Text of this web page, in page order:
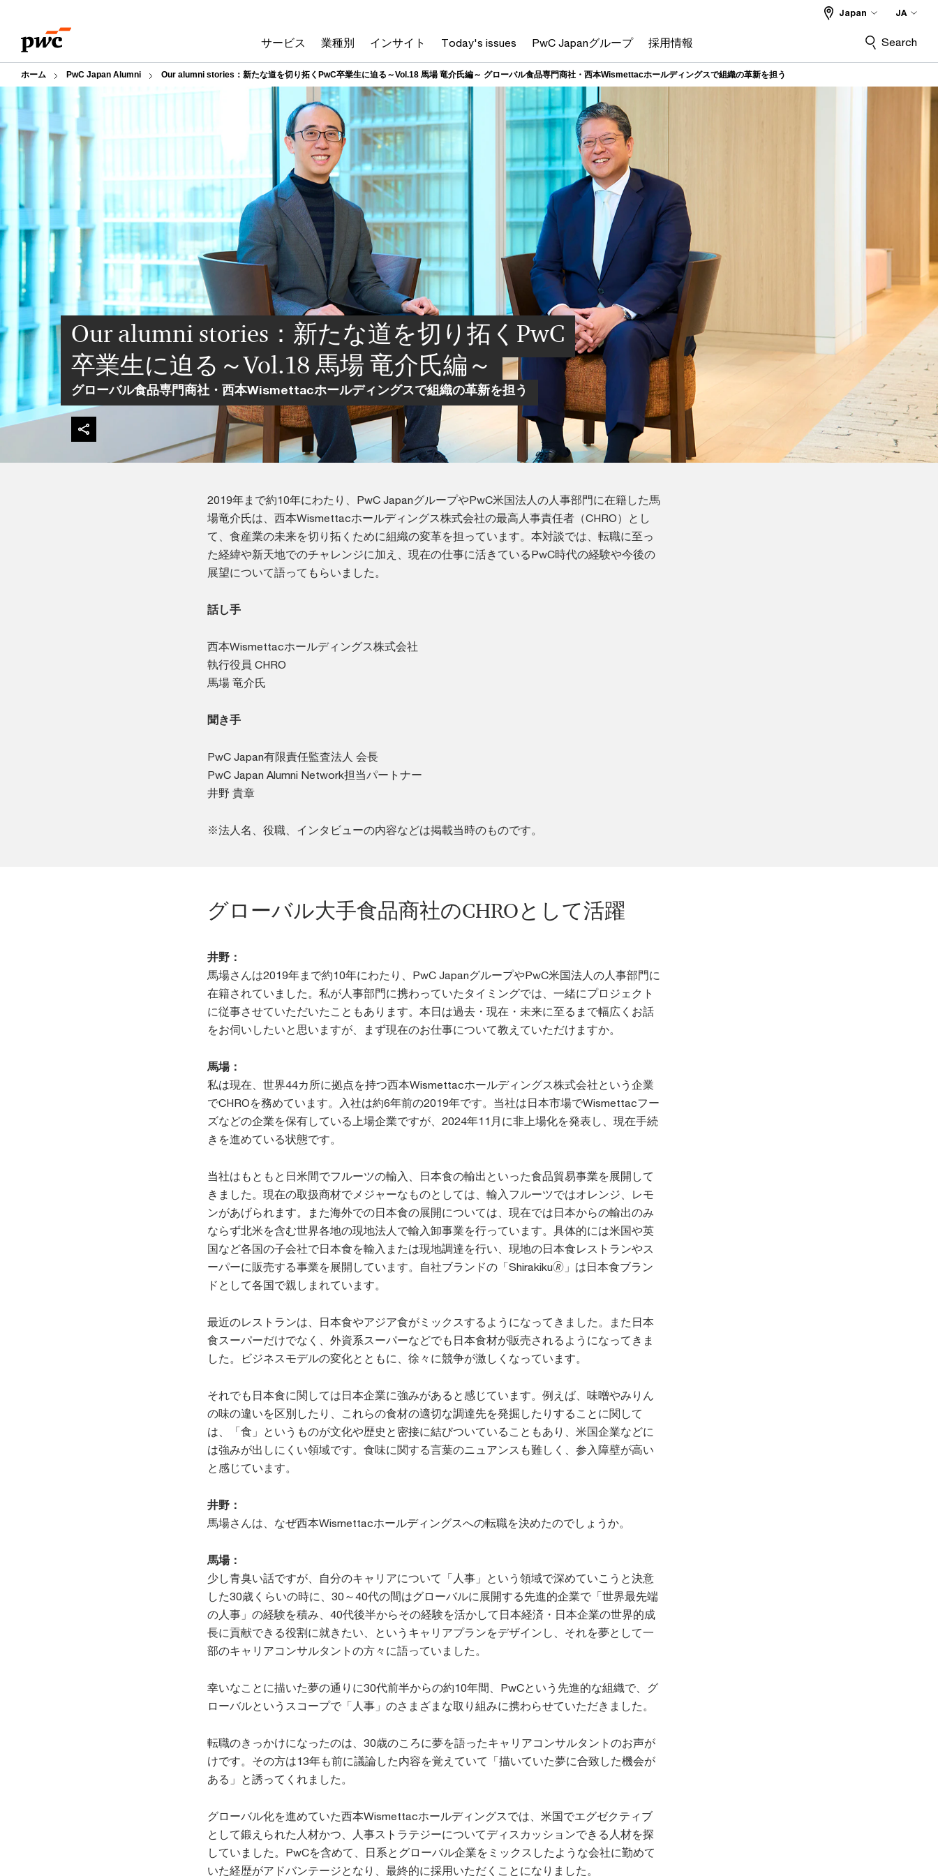
content
footer
サービス 業種別 インサイト Today's issues PwC Japanグループ 採用情報
Japan JA
Search
ホーム PwC Japan Alumni Our alumni stories：新たな道を切り拓くPwC卒業生に迫る～Vol.18 馬場 竜介氏編～ グローバル食品専門商社・西本Wismettacホールディングスで組織の革新を担う
Our alumni stories：新たな道を切り拓くPwC
卒業生に迫る～Vol.18 馬場 竜介氏編～
グローバル食品専門商社・西本Wismettacホールディングスで組織の革新を担う
2019年まで約10年にわたり、PwC JapanグループやPwC米国法人の人事部門に在籍した馬
場竜介氏は、西本Wismettacホールディングス株式会社の最高人事責任者（CHRO）とし
て、食産業の未来を切り拓くために組織の変革を担っています。本対談では、転職に至っ
た経緯や新天地でのチャレンジに加え、現在の仕事に活きているPwC時代の経験や今後の
展望について語ってもらいました。
話し手
西本Wismettacホールディングス株式会社
執行役員 CHRO
馬場 竜介氏
聞き手
PwC Japan有限責任監査法人 会長
PwC Japan Alumni Network担当パートナー
井野 貴章
※法人名、役職、インタビューの内容などは掲載当時のものです。
グローバル大手食品商社のCHROとして活躍
井野：
馬場さんは2019年まで約10年にわたり、PwC JapanグループやPwC米国法人の人事部門に
在籍されていました。私が人事部門に携わっていたタイミングでは、一緒にプロジェクト
に従事させていただいたこともあります。本日は過去・現在・未来に至るまで幅広くお話
をお伺いしたいと思いますが、まず現在のお仕事について教えていただけますか。
馬場：
私は現在、世界44カ所に拠点を持つ西本Wismettacホールディングス株式会社という企業
でCHROを務めています。入社は約6年前の2019年です。当社は日本市場でWismettacフー
ズなどの企業を保有している上場企業ですが、2024年11月に非上場化を発表し、現在手続
きを進めている状態です。
当社はもともと日米間でフルーツの輸入、日本食の輸出といった食品貿易事業を展開して
きました。現在の取扱商材でメジャーなものとしては、輸入フルーツではオレンジ、レモ
ンがあげられます。また海外での日本食の展開については、現在では日本からの輸出のみ
ならず北米を含む世界各地の現地法人で輸入卸事業を行っています。具体的には米国や英
国など各国の子会社で日本食を輸入または現地調達を行い、現地の日本食レストランやス
ーパーに販売する事業を展開しています。自社ブランドの「Shirakiku🄬」は日本食ブラン
ドとして各国で親しまれています。
最近のレストランは、日本食やアジア食がミックスするようになってきました。また日本
食スーパーだけでなく、外資系スーパーなどでも日本食材が販売されるようになってきま
した。ビジネスモデルの変化とともに、徐々に競争が激しくなっています。
それでも日本食に関しては日本企業に強みがあると感じています。例えば、味噌やみりん
の味の違いを区別したり、これらの食材の適切な調達先を発掘したりすることに関して
は、「食」というものが文化や歴史と密接に結びついていることもあり、米国企業などに
は強みが出しにくい領域です。食味に関する言葉のニュアンスも難しく、参入障壁が高い
と感じています。
井野：
馬場さんは、なぜ西本Wismettacホールディングスへの転職を決めたのでしょうか。
馬場：
少し青臭い話ですが、自分のキャリアについて「人事」という領域で深めていこうと決意
した30歳くらいの時に、30～40代の間はグローバルに展開する先進的企業で「世界最先端
の人事」の経験を積み、40代後半からその経験を活かして日本経済・日本企業の世界的成
長に貢献できる役割に就きたい、というキャリアプランをデザインし、それを夢として一
部のキャリアコンサルタントの方々に語っていました。
幸いなことに描いた夢の通りに30代前半からの約10年間、PwCという先進的な組織で、グ
ローバルというスコープで「人事」のさまざまな取り組みに携わらせていただきました。
転職のきっかけになったのは、30歳のころに夢を語ったキャリアコンサルタントのお声が
けです。その方は13年も前に議論した内容を覚えていて「描いていた夢に合致した機会が
ある」と誘ってくれました。
グローバル化を進めていた西本Wismettacホールディングスでは、米国でエグゼクティブ
として鍛えられた人材かつ、人事ストラテジーについてディスカッションできる人材を探
していました。PwCを含めて、日系とグローバル企業をミックスしたような会社に勤めて
いた経歴がアドバンテージとなり、最終的に採用いただくことになりました。